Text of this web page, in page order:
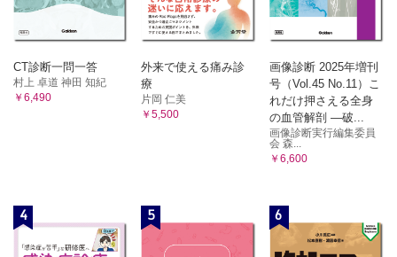
CT診断一問一答
村上 卓道 神田 知紀
￥6,490
外来で使える痛み診
療
片岡 仁美
￥5,500
画像診断 2025年増刊
号（Vol.45 No.11）こ
れだけ押さえる全身
の血管解剖 ―破...
画像診断実行編集委員
会 森...
￥6,600
4 5 6